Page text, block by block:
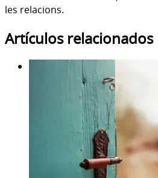
les relacions.
Artículos relacionados